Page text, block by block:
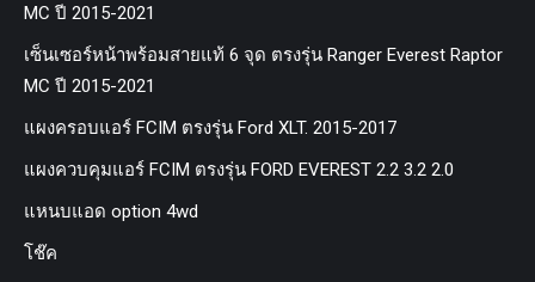
MC ปี 2015-2021
เซ็นเซอร์หน้าพร้อมสายแท้ 6 จุด ตรงรุ่น Ranger Everest Raptor
MC ปี 2015-2021
แผงครอบแอร์ FCIM ตรงรุ่น Ford XLT. 2015-2017
แผงควบคุมแอร์ FCIM ตรงรุ่น FORD EVEREST 2.2 3.2 2.0
แหนบแอด option 4wd
โช๊ค